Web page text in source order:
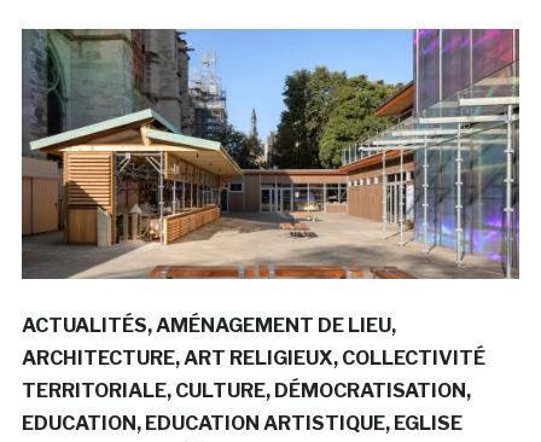
ACTUALITÉS AMÉNAGEMENT DE LIEU
ARCHITECTURE ART RELIGIEUX COLLECTIVITÉ
TERRITORIALE CULTURE DÉMOCRATISATION
EDUCATION EDUCATION ARTISTIQUE EGLISE